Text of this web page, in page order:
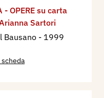
- OPERE su carta
Sartori
Bausano - 1999